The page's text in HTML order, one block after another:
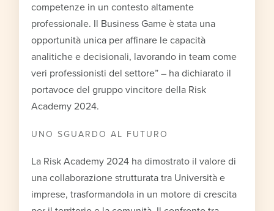
competenze in un contesto altamente
professionale. Il Business Game è stata una
opportunità unica per affinare le capacità
analitiche e decisionali, lavorando in team come
veri professionisti del settore” – ha dichiarato il
portavoce del gruppo vincitore della Risk
Academy 2024.
UNO SGUARDO AL FUTURO
La Risk Academy 2024 ha dimostrato il valore di
una collaborazione strutturata tra Università e
imprese, trasformandola in un motore di crescita